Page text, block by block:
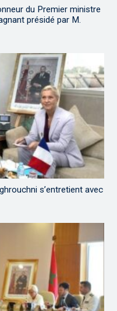
du Premier ministre
présidé par M.
s’entretient avec